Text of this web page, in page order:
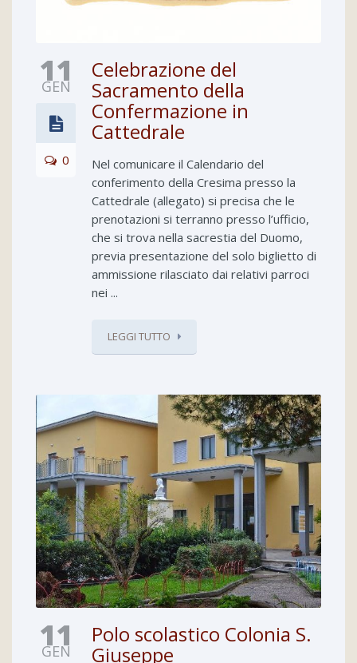
11
GEN
0
Celebrazione del
Sacramento della
Confermazione in
Cattedrale
Nel comunicare il Calendario del
conferimento della Cresima presso la
Cattedrale (allegato) si precisa che le
prenotazioni si terranno presso l’ufficio,
che si trova nella sacrestia del Duomo,
previa presentazione del solo biglietto di
ammissione rilasciato dai relativi parroci
nei ...
LEGGI TUTTO
11
GEN
Polo scolastico Colonia S.
Giuseppe